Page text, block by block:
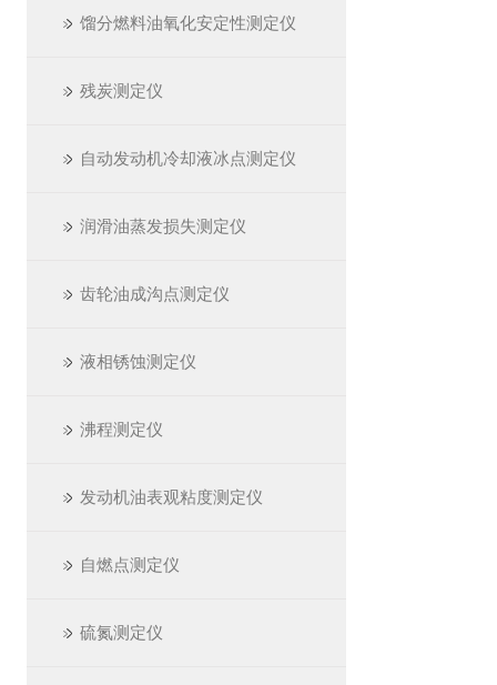
馏分燃料油氧化安定性测定仪
残炭测定仪
自动发动机冷却液冰点测定仪
润滑油蒸发损失测定仪
齿轮油成沟点测定仪
液相锈蚀测定仪
沸程测定仪
发动机油表观粘度测定仪
自燃点测定仪
硫氮测定仪